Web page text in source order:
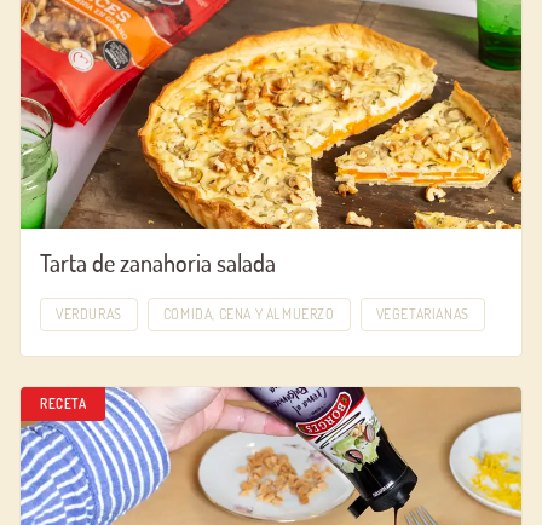
Tarta de zanahoria salada
VERDURAS COMIDA, CENA Y ALMUERZO VEGETARIANAS
RECETA